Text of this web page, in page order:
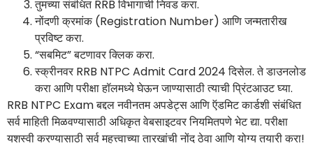
तुमच्या संबंधित RRB विभागाची निवड करा.
नोंदणी क्रमांक (Registration Number) आणि जन्मतारीख
प्रविष्ट करा.
“सबमिट” बटणावर क्लिक करा.
स्क्रीनवर RRB NTPC Admit Card 2024 दिसेल. ते डाउनलोड
करा आणि परीक्षा हॉलमध्ये घेऊन जाण्यासाठी त्याची प्रिंटआउट घ्या.
RRB NTPC Exam बद्दल नवीनतम अपडेट्स आणि ऍडमिट कार्डशी संबंधित
सर्व माहिती मिळवण्यासाठी अधिकृत वेबसाइटवर नियमितपणे भेट द्या. परीक्षा
यशस्वी करण्यासाठी सर्व महत्त्वाच्या तारखांची नोंद ठेवा आणि योग्य तयारी करा!